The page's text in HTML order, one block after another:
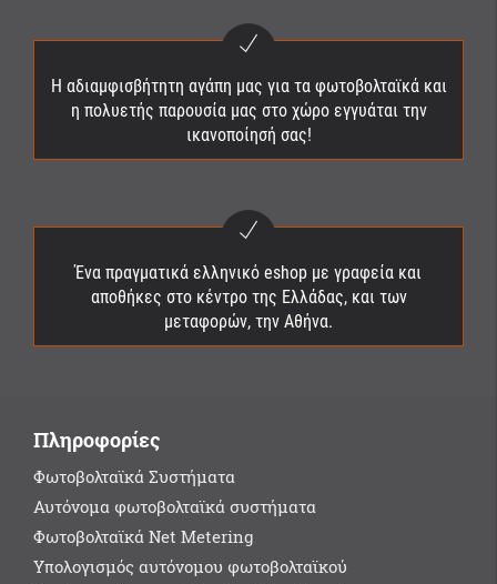
Η αδιαμφισβήτητη αγάπη μας για τα φωτοβολταϊκά και
η πολυετής παρουσία μας στο χώρο εγγυάται την
ικανοποίησή σας!
Ένα πραγματικά ελληνικό eshop με γραφεία και
αποθήκες στο κέντρο της Ελλάδας, και των
μεταφορών, την Αθήνα.
Πληροφορίες
Φωτοβολταϊκά Συστήματα
Αυτόνομα φωτοβολταϊκά συστήματα
Φωτοβολταϊκά Net Metering
Υπολογισμός αυτόνομου φωτοβολταϊκού